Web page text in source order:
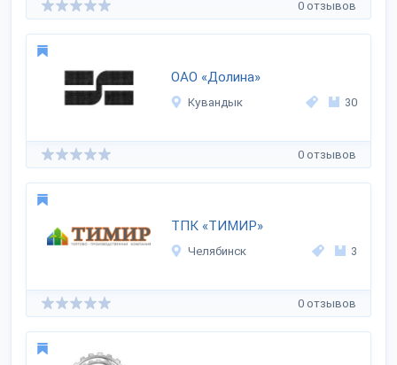
0 отзывов
ОАО «Долина»
Кувандык 30
0 отзывов
ТПК «ТИМИР»
Челябинск 3
0 отзывов